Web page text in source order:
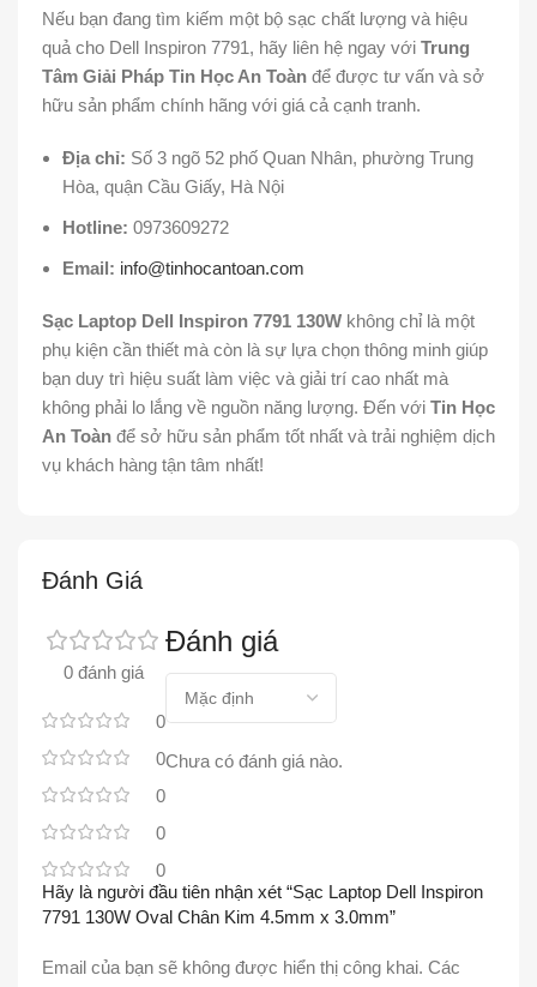
Nếu bạn đang tìm kiếm một bộ sạc chất lượng và hiệu
quả cho Dell Inspiron 7791, hãy liên hệ ngay với Trung
Tâm Giải Pháp Tin Học An Toàn để được tư vấn và sở
hữu sản phẩm chính hãng với giá cả cạnh tranh.
Địa chỉ: Số 3 ngõ 52 phố Quan Nhân, phường Trung
Hòa, quận Cầu Giấy, Hà Nội
Hotline: 0973609272
Email: info@tinhocantoan.com
Sạc Laptop Dell Inspiron 7791 130W không chỉ là một
phụ kiện cần thiết mà còn là sự lựa chọn thông minh giúp
bạn duy trì hiệu suất làm việc và giải trí cao nhất mà
không phải lo lắng về nguồn năng lượng. Đến với Tin Học
An Toàn để sở hữu sản phẩm tốt nhất và trải nghiệm dịch
vụ khách hàng tận tâm nhất!
Đánh Giá
0 đánh giá
0
0
0
0
0
Đánh giá
Chưa có đánh giá nào.
Hãy là người đầu tiên nhận xét “Sạc Laptop Dell Inspiron
7791 130W Oval Chân Kim 4.5mm x 3.0mm”
Email của bạn sẽ không được hiển thị công khai. Các